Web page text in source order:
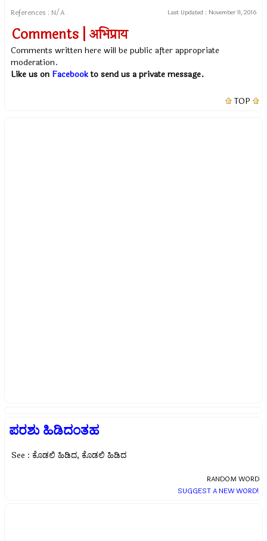
References : N/A Last Updated : November 11, 2016
Comments | अभिप्राय
Comments written here will be public after appropriate
moderation.
Like us on Facebookto send us a private message.
TOP
ಪರಶು ಹಿಡಿದಂತಹ
See : ಕೊಡಲಿ ಹಿಡಿದ, ಕೊಡಲಿ ಹಿಡಿದ
RANDOM WORD
SUGGEST A NEW WORD!